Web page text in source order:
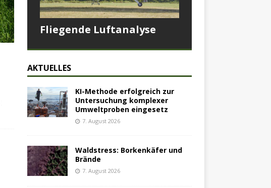
Fliegende Luftanalyse
AKTUELLES
KI-Methode erfolgreich zur
Untersuchung komplexer
Umweltproben eingesetz
7. August 2026
Waldstress: Borkenkäfer und
Brände
7. August 2026